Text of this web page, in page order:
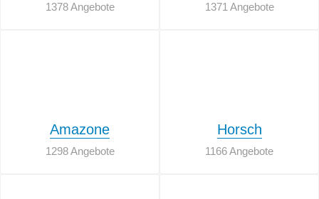
1378 Angebote 1371 Angebote
Amazone
1298 Angebote
Horsch
1166 Angebote